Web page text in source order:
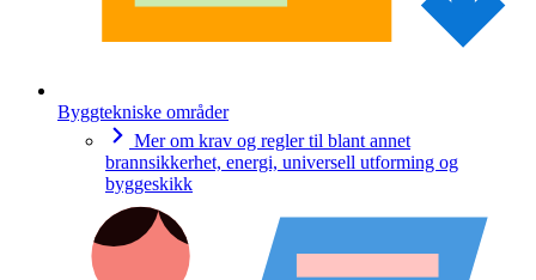
Byggtekniske områder
Mer om krav og regler til blant annet
brannsikkerhet, energi, universell utforming og
byggeskikk